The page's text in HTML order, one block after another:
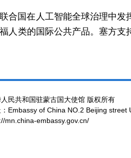
合国在人工智能全球治理中
人类的国际公共产品。塞方
民共和国驻蒙古国大使馆 版权所有
Embassy of China NO.2 Beijing street
mn.china-embassy.gov.cn/